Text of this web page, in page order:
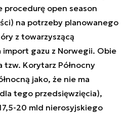
procedurę open season
na potrzeby planowanego
z towarzyszącą
gazu z Norwegii. Obie
tzw. Korytarz Północny
jako, że nie ma
tego przedsięwzięcia),
20 mld nierosyjskiego